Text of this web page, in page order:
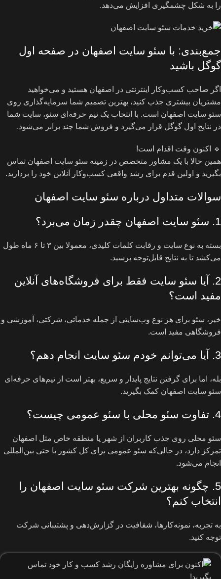
را به شکل چشمگیری افزایش می‌دهد.
جمع‌بندی: با سئو سایت اصفهان در صفحه اول
گوگل باشید
اگر صاحب کسب‌وکار اینترنتی در اصفهان هستید و می‌خواهید
مشتریان بیشتری جذب کنید، بهترین تصمیم شما سرمایه‌گذاری روی
سئو سایت اصفهان است. با انتخاب یک تیم حرفه‌ای سئو، سایت شما
در نتایج اول گوگل قرار می‌گیرد و فروش شما چند برابر می‌شود.
🔹 اکنون وقت اقدام است!
همین حالا با یک مشاور متخصص در زمینه سئو سایت اصفهان تماس
بگیرید و اولین قدم برای رشد واقعی کسب‌وکار آنلاین خود را بردارید.
سوالات متداول درباره سئو سایت اصفهان
1. سئو سایت اصفهان چقدر زمان می‌برد؟
بسته به نوع سایت و رقابت کلمات کلیدی، معمولا بین ۳ تا ۶ ماه طول
می‌کشد تا به نتایج قابل‌توجه برسید.
2. آیا سئو سایت فقط برای فروشگاه‌های آنلاین
مفید است؟
خیر، سئو برای هر نوع وب‌سایتی از جمله خدماتی، شرکتی، آموزشی و
فروشگاهی مفید است.
3. آیا می‌توانم خودم سئو سایت انجام دهم؟
بله، اما برای گرفتن نتایج پایدار و سریع، بهتر است از تیم‌های حرفه‌ای
سئو سایت اصفهان کمک بگیرید.
4. تفاوت سئو محلی با سئو عمومی چیست؟
سئو محلی روی جذب کاربران از شهر یا منطقه خاص مثل اصفهان
تمرکز دارد، در حالی‌که سئو عمومی برای کل کشور یا حتی بین‌المللی
انجام می‌شود.
5. چگونه بهترین شرکت سئو سایت اصفهان را
انتخاب کنم؟
به تجربه، نمونه‌کارها، شفافیت در گزارش‌دهی و پشتیبانی شرکت
توجه کنید.